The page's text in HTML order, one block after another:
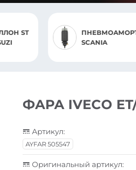
ST
SCANIA
ФАРА IVECO
Артикул:
AYFAR 505547
Оригинальный артикул: